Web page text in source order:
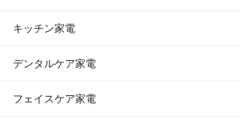
キッチン家電
デンタルケア家電
フェイスケア家電